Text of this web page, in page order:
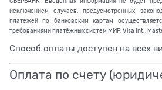
исключением случаев, предусмотренных
платежей по банковским картам
требованиями платёжных систем МИР, Visa Int.,
Способ оплаты доступен на всех
Оплата по счету